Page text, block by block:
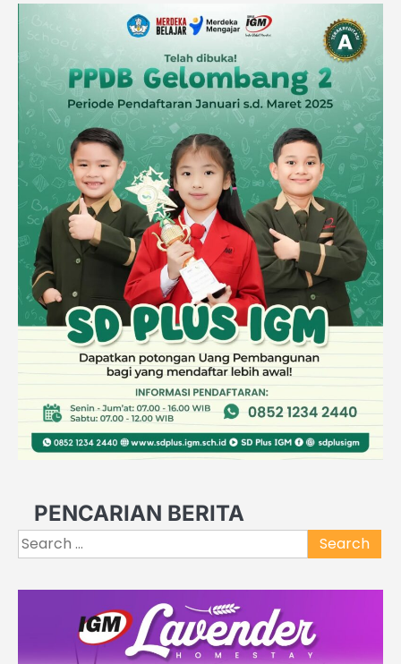
PENCARIAN BERITA
Search
for: